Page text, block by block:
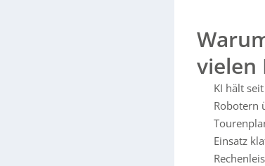
vielen
KI hält
Robotern
Einsatz